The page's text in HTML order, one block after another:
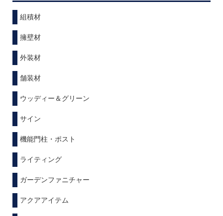
組積材
擁壁材
外装材
舗装材
ウッディー＆グリーン
サイン
機能門柱・ポスト
ライティング
ガーデンファニチャー
アクアアイテム